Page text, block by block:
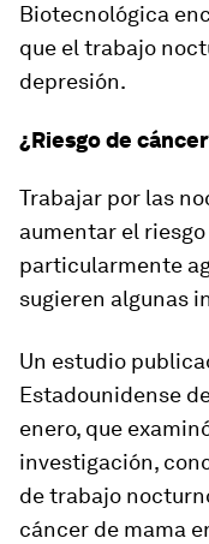
Biotecnológica
que el trabajo
depresión.
¿Riesgo de
Trabajar por las
aumentar el
particularmente
sugieren algunas
Un estudio
Estadounidense
enero, que
investigación,
de trabajo
cáncer de mama